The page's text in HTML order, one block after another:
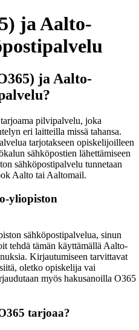
ja Aalto-
ja Aalto-
pilvipalvelu, joka
eri laitteilla missä tahansa.
tarjotakseen opiskelijoilleen
sähköpostien lähettämiseen
sähköpostipalvelu tunnetaan
Aalto tai Aaltomail.
yliopiston
sähköpostipalvelua, sinun
tehdä tämän käyttämällä Aalto-
Kirjautumiseen tarvittavat
oletko opiskelija vai
myös hakusanoilla O365
tarjoaa?